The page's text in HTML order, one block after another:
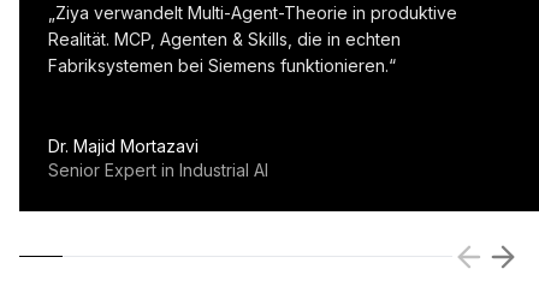
Ziya verwandelt Multi-Agent-Theorie in produktive
Realität. MCP, Agenten & Skills, die in echten
Fabriksystemen bei Siemens funktionieren.“
Dr. Majid Mortazavi
Senior Expert in Industrial AI